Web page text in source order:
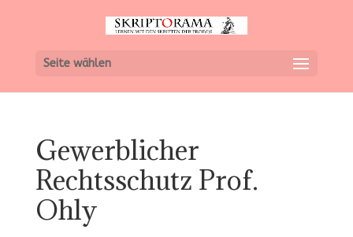
Seite wählen
Gewerblicher
Rechtsschutz Prof.
Ohly